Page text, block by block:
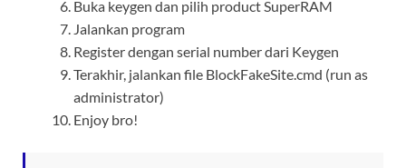
Buka keygen dan pilih product SuperRAM
Jalankan program
Register dengan serial number dari Keygen
Terakhir, jalankan file BlockFakeSite.cmd (run as
administrator)
Enjoy bro!